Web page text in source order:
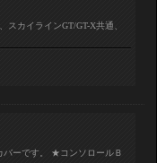
カイラインGT/GT-X共通、
バーです。 ★コンソロールＢ